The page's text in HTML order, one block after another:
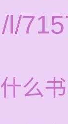
/l/
么